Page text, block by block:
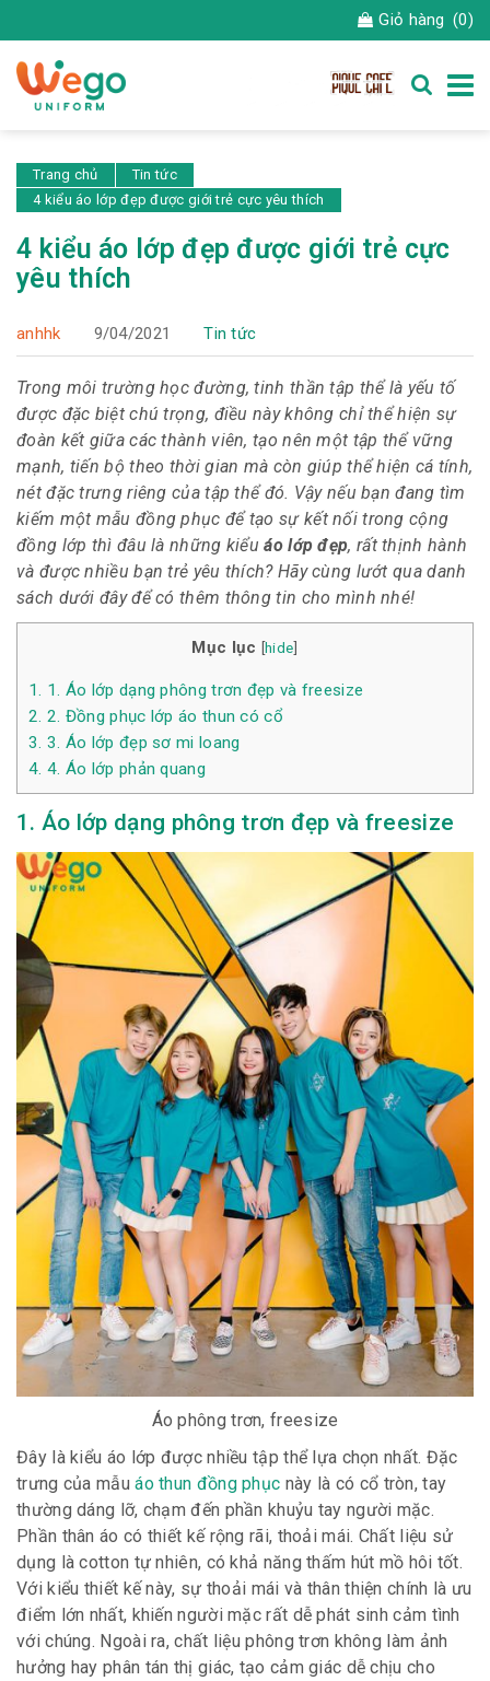
Giỏ hàng (0)
Trang chủ
Tin tức
4 kiểu áo lớp đẹp được giới trẻ cực yêu thích
4 kiểu áo lớp đẹp được giới trẻ cực
yêu thích
anhhk 9/04/2021 Tin tức
Trong môi trường học đường, tinh thần tập thể là yếu tố
được đặc biệt chú trọng, điều này không chỉ thể hiện sự
đoàn kết giữa các thành viên, tạo nên một tập thể vững
mạnh, tiến bộ theo thời gian mà còn giúp thể hiện cá tính,
nét đặc trưng riêng của tập thể đó. Vậy nếu bạn đang tìm
kiếm một mẫu đồng phục để tạo sự kết nối trong cộng
đồng lớp thì đâu là những kiểuáo lớp đẹp, rất thịnh hành
và được nhiều bạn trẻ yêu thích? Hãy cùng lướt qua danh
sách dưới đây để có thêm thông tin cho mình nhé!
Mục lục [hide]
1. 1. Áo lớp dạng phông trơn đẹp và freesize
2. 2. Đồng phục lớp áo thun có cổ
3. 3. Áo lớp đẹp sơ mi loang
4. 4. Áo lớp phản quang
1. Áo lớp dạng phông trơn đẹp và freesize
Áo phông trơn, freesize
Đây là kiểu áo lớp được nhiều tập thể lựa chọn nhất. Đặc
trưng của mẫuáo thun đồng phục này là có cổ tròn, tay
thường dáng lỡ, chạm đến phần khuỷu tay người mặc.
Phần thân áo có thiết kế rộng rãi, thoải mái. Chất liệu sử
dụng là cotton tự nhiên, có khả năng thấm hút mồ hôi tốt.
Với kiểu thiết kế này, sự thoải mái và thân thiện chính là ưu
điểm lớn nhất, khiến người mặc rất dễ phát sinh cảm tình
với chúng. Ngoài ra, chất liệu phông trơn không làm ảnh
hưởng hay phân tán thị giác, tạo cảm giác dễ chịu cho